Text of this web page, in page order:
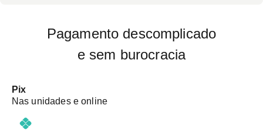
Pagamento descomplicado
e sem burocracia
Pix
Nas unidades e online